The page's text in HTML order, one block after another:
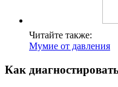
Читайте также:
Мумие от давления
Как